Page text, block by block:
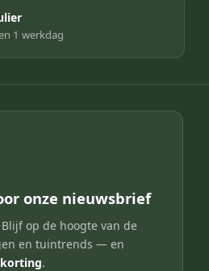
1 werkdag
onze nieuwsbrief
op de hoogte van de
en tuintrends — en
.